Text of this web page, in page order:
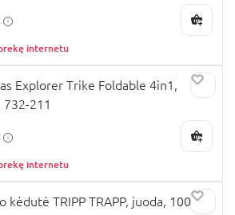
internetu
Explorer Trike Foldable 4in1,
732-211
internetu
kėdutė TRIPP TRAPP, juoda, 100103